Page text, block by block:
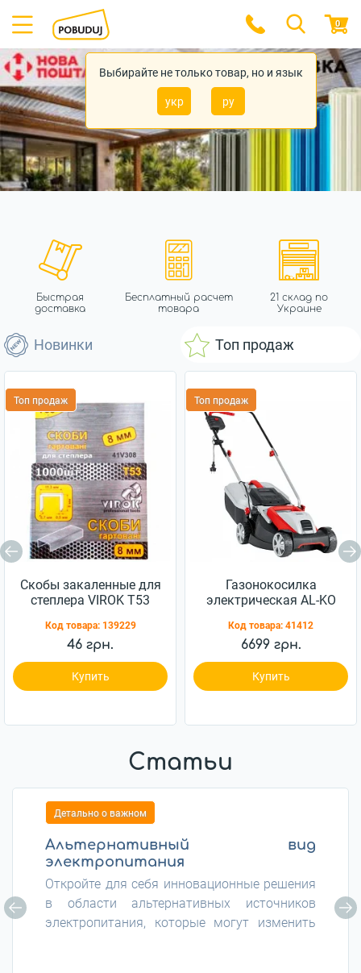
Выбирайте не только товар, но и язык
укр ру
0
Быстрая
доставка
Бесплатный расчет
товара
21 склад по
Украине
Новинки Топ продаж
Топ продаж
Скобы закаленные для
степлера VIROK Т53
Код товара: 139229
46 грн.
Купить
Топ продаж
Газонокосилка
электрическая AL-KO
Код товара: 41412
6699 грн.
Купить
Статьи
Детально о важном
Альтернативный вид
электропитания
Откройте для себя инновационные решения
в области альтернативных источников
электропитания, которые могут изменить